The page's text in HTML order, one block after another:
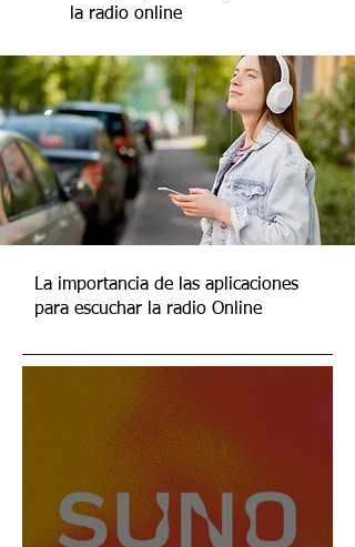
la radio online
La importancia de las aplicaciones
para escuchar la radio Online